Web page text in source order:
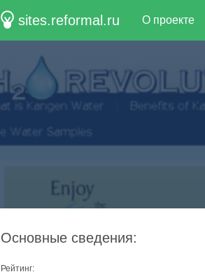
sites.reformal.ru О проекте
Основные сведения:
Рейтинг: